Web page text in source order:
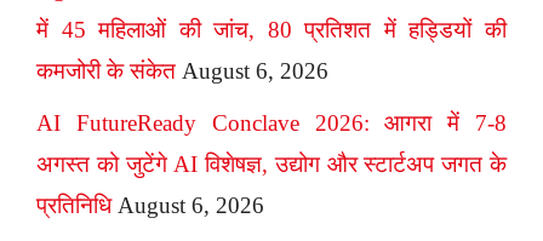
में 45 महिलाओं की जांच, 80 प्रतिशत में हड्डियों की
कमजोरी के संकेत August 6, 2026
AI FutureReady Conclave 2026: आगरा में 7-8
अगस्त को जुटेंगे AI विशेषज्ञ, उद्योग और स्टार्टअप जगत के
प्रतिनिधि August 6, 2026